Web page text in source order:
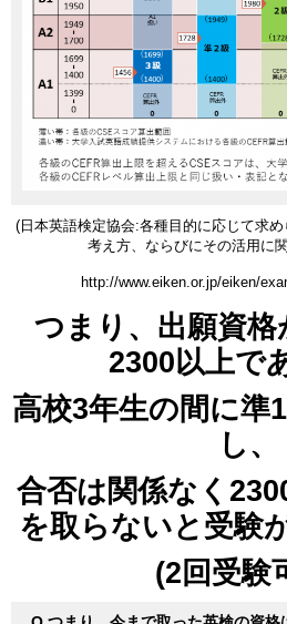
(日本英語検定協会:各種目的に応じて求め
考え方、ならびにその活用に
http://www.eiken.or.jp/eiken/
つまり、出願資
2300以上で
高校3年生の間に準
し、
合否は関係なく
を取らないと受験
(2回受験